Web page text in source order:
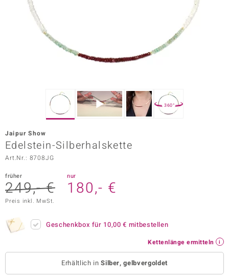
Edition
Vogue
Paraíso
360°
Jaipur Show
Edelstein-Silberhalskette
Art.Nr.: 8708JG
früher
249,- €
nur
180,- €
Preis inkl. MwSt.
Geschenkbox für 10,00 € mitbestellen
Kettenlänge ermitteln
Erhältlich inSilber, gelbvergoldet